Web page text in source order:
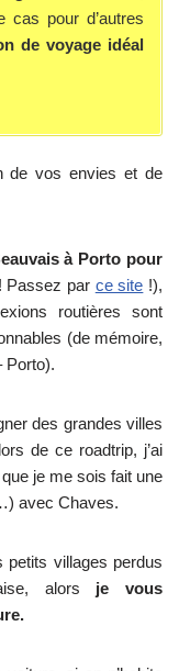
cas pour d’autres
de voyage idéal
de vos envies et de
à Porto pour
Passez par ce site !),
routières sont
(de mémoire,
Porto).
des grandes villes
de ce roadtrip, j’ai
je me sois fait une
avec Chaves.
petits villages perdus
alors je vous